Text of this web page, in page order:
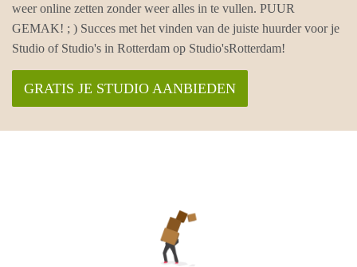
weer online zetten zonder weer alles in te vullen. PUUR
GEMAK! ; ) Succes met het vinden van de juiste huurder voor je
Studio of Studio's in Rotterdam op Studio'sRotterdam!
GRATIS JE STUDIO AANBIEDEN